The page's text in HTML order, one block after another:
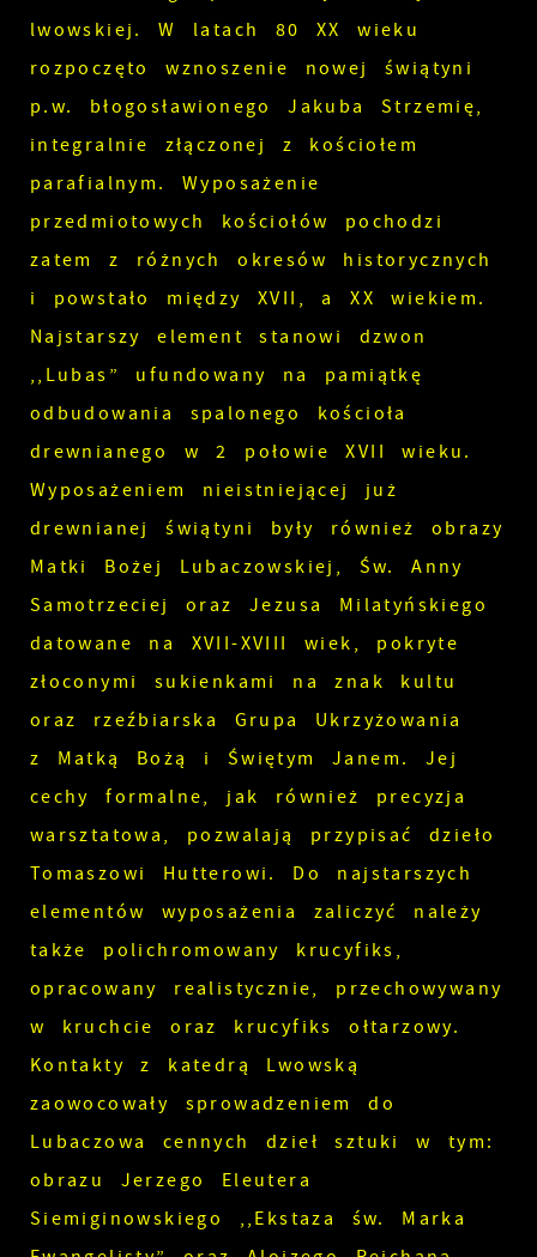
lwowskiej. W latach 80 XX wieku
rozpoczęto wznoszenie nowej świątyni
p.w. błogosławionego Jakuba Strzemię,
integralnie złączonej z kościołem
parafialnym. Wyposażenie
przedmiotowych kościołów pochodzi
zatem z różnych okresów historycznych
i powstało między XVII, a XX wiekiem.
Najstarszy element stanowi dzwon
,,Lubas” ufundowany na pamiątkę
odbudowania spalonego kościoła
drewnianego w 2 połowie XVII wieku.
Wyposażeniem nieistniejącej już
drewnianej świątyni były również obrazy
Matki Bożej Lubaczowskiej, Św. Anny
Samotrzeciej oraz Jezusa Milatyńskiego
datowane na XVII-XVIII wiek, pokryte
złoconymi sukienkami na znak kultu
oraz rzeźbiarska Grupa Ukrzyżowania
z Matką Bożą i Świętym Janem. Jej
cechy formalne, jak również precyzja
warsztatowa, pozwalają przypisać dzieło
Tomaszowi Hutterowi. Do najstarszych
elementów wyposażenia zaliczyć należy
także polichromowany krucyfiks,
opracowany realistycznie, przechowywany
w kruchcie oraz krucyfiks ołtarzowy.
Kontakty z katedrą Lwowską
zaowocowały sprowadzeniem do
Lubaczowa cennych dzieł sztuki w tym:
obrazu Jerzego Eleutera
Siemiginowskiego ,,Ekstaza św. Marka